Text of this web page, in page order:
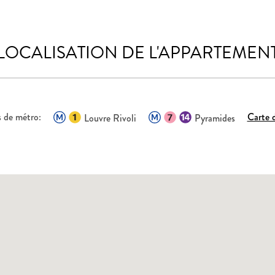
DE
de métro: Louvre Rivoli Pyramides Carte